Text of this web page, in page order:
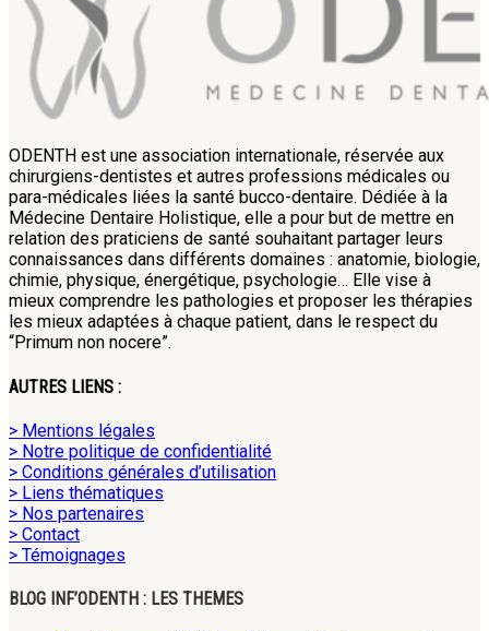
ODENTH est une association internationale, réservée aux
chirurgiens-dentistes et autres professions médicales ou
para-médicales liées la santé bucco-dentaire. Dédiée à la
Médecine Dentaire Holistique, elle a pour but de mettre en
relation des praticiens de santé souhaitant partager leurs
connaissances dans différents domaines : anatomie, biologie,
chimie, physique, énergétique, psychologie… Elle vise à
mieux comprendre les pathologies et proposer les thérapies
les mieux adaptées à chaque patient, dans le respect du
“Primum non nocere”.
AUTRES LIENS :
> Mentions légales
> Notre politique de confidentialité
> Conditions générales d’utilisation
> Liens thématiques
> Nos partenaires
> Contact
> Témoignages
BLOG INF’ODENTH : LES THEMES